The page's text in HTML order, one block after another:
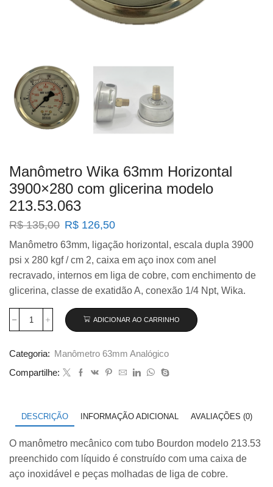
Manômetro Wika 63mm Horizontal
3900×280 com glicerina modelo
213.53.063
R$135,00 O
original
era:
R$ 135,00.
R$ 126,50O
atual
é:
R$ 126,50.
Manômetro 63mm, ligação horizontal, escala dupla 3900
psi x 280 kgf / cm 2, caixa em aço inox com anel
recravado, internos em liga de cobre, com enchimento de
glicerina, classe de exatidão A, conexão 1/4 Npt, Wika.
Manômetro
Horizontal
3900×280
com
213.53.063
quantidade
ADICIONAR AO CARRINHO
Categoria:
Manômetro 63mm Analógico
Compartilhe:
DESCRIÇÃO INFORMAÇÃO ADICIONAL AVALIAÇÕES (0)
O manômetro mecânico com tubo Bourdon modelo 213.53
preenchido com líquido é construído com uma caixa de
aço inoxidável e peças molhadas de liga de cobre.